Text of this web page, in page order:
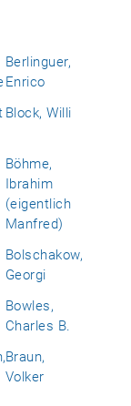
Berlinguer,
Enrico
Block, Willi
Böhme,
Ibrahim
(eigentlich
Manfred)
Bolschakow,
Georgi
Bowles,
Charles B.
Braun,
Volker